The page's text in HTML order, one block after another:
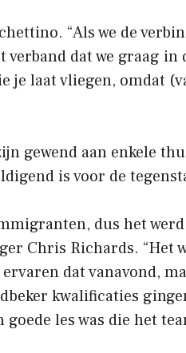
“Als we de
verband dat we graag
je laat vliegen, omdat
gewend aan enkele
is voor de
dus het
Chris Richards. “Het
dat vanavond,
kwalificaties
goede les was die het